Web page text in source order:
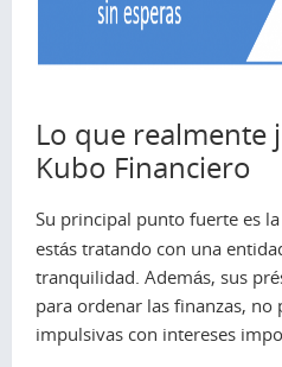
Lo que realmente
Kubo Financiero
Su principal punto fuerte es la
estás tratando con una
tranquilidad. Además, sus
para ordenar las finanzas, no
impulsivas con intereses